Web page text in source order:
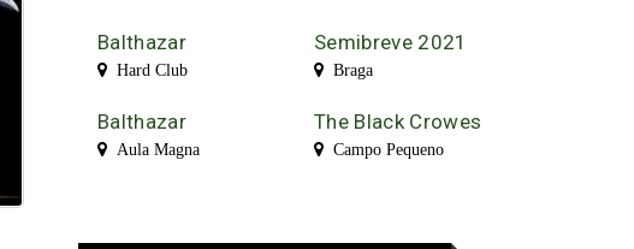
Balthazar
Hard Club
Semibreve 2021
Braga
Balthazar
Aula Magna
The Black Crowes
Campo Pequeno